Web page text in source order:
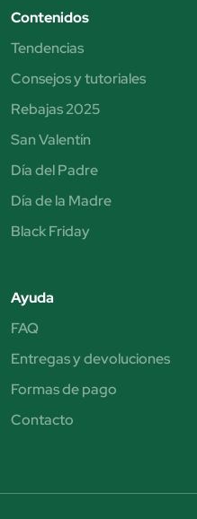
Contenidos
Tendencias
Consejos y tutoriales
Rebajas 2025
San Valentín
Día del Padre
Día de la Madre
Black Friday
Ayuda
FAQ
Entregas y devoluciones
Formas de pago
Contacto